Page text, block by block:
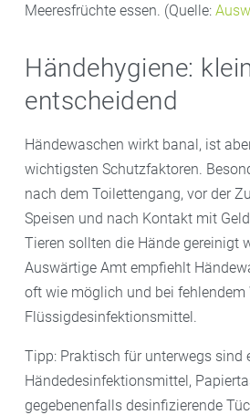
Meeresfrüchte essen. (Quelle:
Händehygiene:
entscheidend
Händewaschen wirkt banal, ist
wichtigsten Schutzfaktoren.
nach dem Toilettengang, vor der
Speisen und nach Kontakt mit
Tieren sollten die Hände gereinigt
Auswärtige Amt empfiehlt
oft wie möglich und bei fehlendem
Flüssigdesinfektionsmittel.
Tipp: Praktisch für unterwegs sind
Händedesinfektionsmittel,
gegebenenfalls desinfizierende